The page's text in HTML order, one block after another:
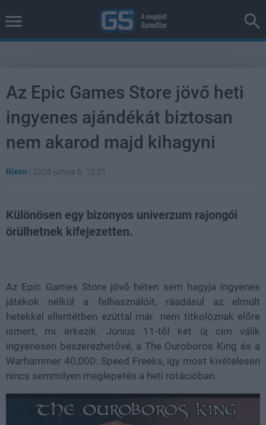
Az Epic Games Store jövő heti
ingyenes ajándékát biztosan
nem akarod majd kihagyni
Rixon | 2026 június 6. 12:21
Különösen egy bizonyos univerzum rajongói
örülhetnek kifejezetten.
Az Epic Games Store jövő héten sem hagyja ingyenes
játékok nélkül a felhasználóit, ráadásul az elmúlt
hetekkel ellentétben ezúttal már nem titkolóznak előre
ismert, mi érkezik. Június 11-től két új cím válik
ingyenesen beszerezhetővé, a The Ouroboros King és a
Warhammer 40,000: Speed Freeks, így most kivételesen
nincs semmilyen meglepetés a heti rotációban.